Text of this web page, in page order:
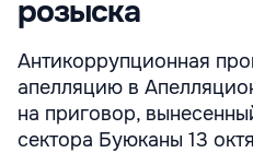
розыска
Антикоррупционная
апелляцию в
на приговор,
сектора Буюканы 13